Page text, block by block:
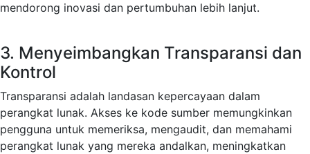
mendorong inovasi dan pertumbuhan lebih lanjut.
3. Menyeimbangkan Transparansi dan
Kontrol
Transparansi adalah landasan kepercayaan dalam
perangkat lunak. Akses ke kode sumber memungkinkan
pengguna untuk memeriksa, mengaudit, dan memahami
perangkat lunak yang mereka andalkan, meningkatkan